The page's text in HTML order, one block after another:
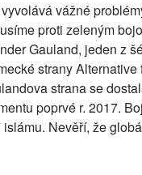
vážné
proti zeleným
Gauland, jeden z
strany Alternative
strana se
poprvé r. 2017.
islámu. Nevěří, že